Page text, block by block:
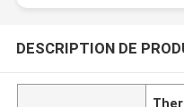
DESCRIPTION DE